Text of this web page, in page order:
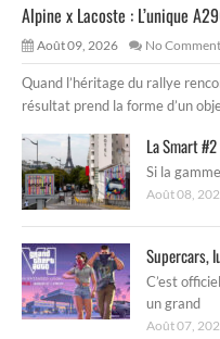
Alpine x Lacoste : L’unique
Août 09, 2026 No
Quand l’héritage du rallye
résultat prend la forme d’un
La Smart
Si la
Août 08,
Supercars,
C’est
un grand
Août 07,